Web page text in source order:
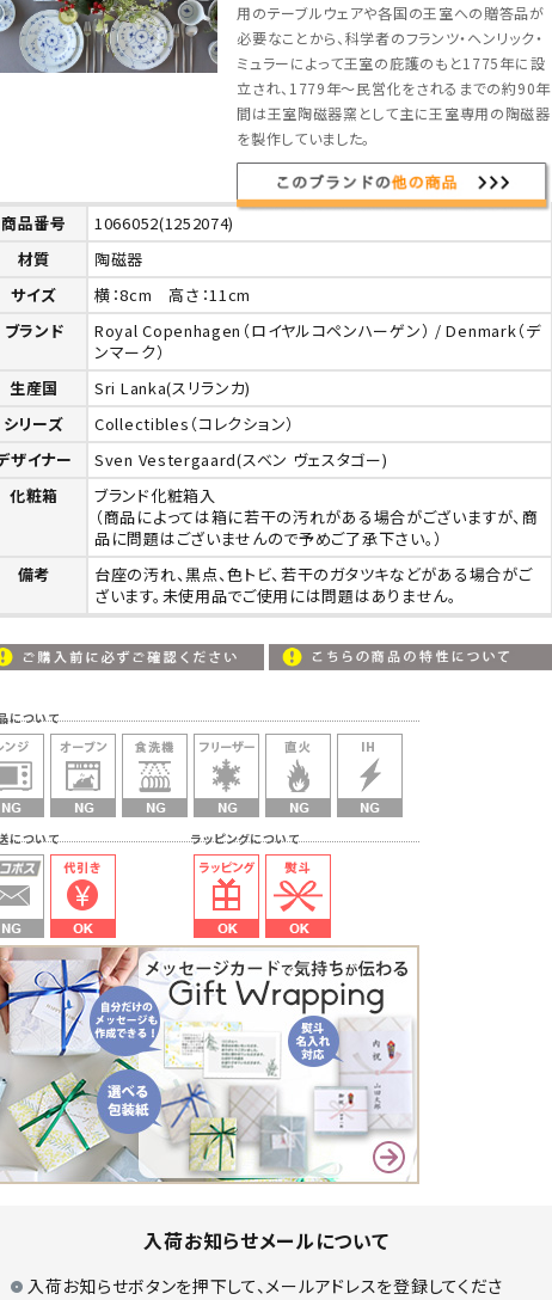
用のテーブルウェアや各国の王室への贈答品が
必要なことから、科学者のフランツ・ヘンリック・
ミュラーによって王室の庇護のもと1775年に設
立され、1779年～民営化をされるまでの約90年
間は王室陶磁器窯として主に王室専用の陶磁器
を製作していました。
商品番号
1066052(1252074)
材質
陶磁器
サイズ
横：8cm 高さ：11cm
ブランド
Royal Copenhagen（ロイヤルコペンハーゲン） / Denmark（デ
ンマーク）
生産国
Sri Lanka(スリランカ)
シリーズ
Collectibles（コレクション）
ザイナー
Sven Vestergaard(スベン ヴェスタゴー)
化粧箱
ブランド化粧箱入
（商品によっては箱に若干の汚れがある場合がございますが、商
品に問題はございませんので予めご了承下さい。）
備考
台座の汚れ、黒点、色トビ、若干のガタツキなどがある場合がご
ざいます。未使用品でご使用には問題はありません。
について
送について ラッピングについて
入荷お知らせメールについて
入荷お知らせボタンを押下して、メールアドレスを登録してくださ